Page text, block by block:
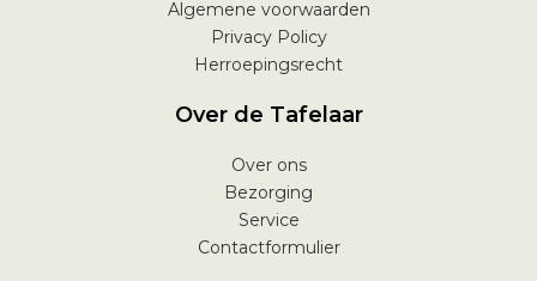
Algemene voorwaarden
Privacy Policy
Herroepingsrecht
Over de Tafelaar
Over ons
Bezorging
Service
Contactformulier